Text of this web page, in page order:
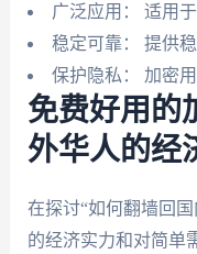
广泛应用： 适用
稳定可靠： 提供
保护隐私： 加密
免费好用的
外华人的经
在探讨“如何翻墙回
的经济实力和对简单